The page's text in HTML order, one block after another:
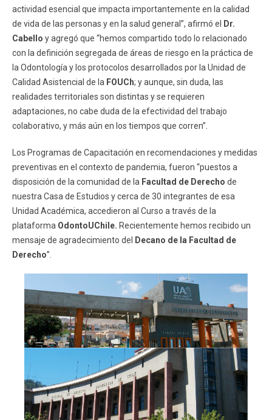
actividad esencial que impacta importantemente en la calidad
de vida de las personas y en la salud general”, afirmó el
Dr.
Cabello y agregó que “hemos compartido todo lo relacionado
con la definición segregada de áreas de riesgo en la práctica de
la Odontología y los protocolos desarrollados por la Unidad de
Calidad Asistencial de la FOUCh; y aunque, sin duda, las
realidades territoriales son distintas y se requieren
adaptaciones, no cabe duda de la efectividad del trabajo
colaborativo, y más aún en los tiempos que corren”.
Los Programas de Capacitación en recomendaciones y medidas
preventivas en el contexto de pandemia, fueron “puestos a
disposición de la comunidad de la Facultad de Derecho de
nuestra Casa de Estudios y cerca de 30 integrantes de esa
Unidad Académica, accedieron al Curso a través de la
plataforma OdontoUChile. Recientemente hemos recibido un
mensaje de agradecimiento del Decano de la Facultad de
Derecho”.